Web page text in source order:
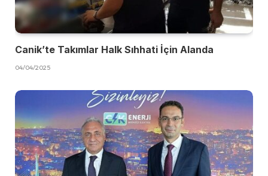
Canik’te Takımlar Halk Sıhhati İçin Alanda
04/04/2025